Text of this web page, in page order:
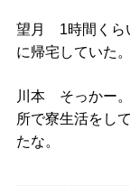
望月 1時間くら
に帰宅していた。
川本 そっかー
所で寮生活をし
たな。